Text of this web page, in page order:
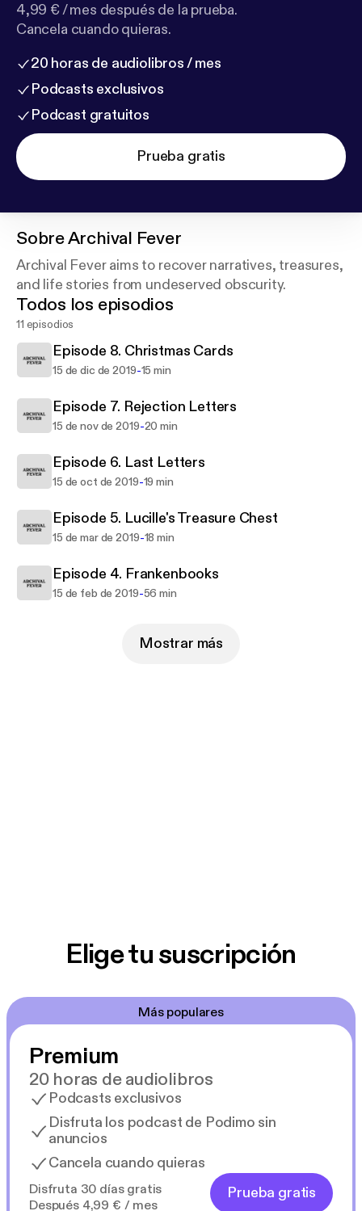
4,99 € / mes después de la prueba.
Cancela cuando quieras.
20 horas de audiolibros / mes
Podcasts exclusivos
Podcast gratuitos
Prueba gratis
SobreArchival Fever
Archival Fever aims to recover narratives, treasures,
and life stories from undeserved obscurity.
Todos los episodios
11 episodios
Episode 8. Christmas Cards
15 de dic de 2019-15 min
Episode 7. Rejection Letters
15 de nov de 2019-20 min
Episode 6. Last Letters
15 de oct de 2019-19 min
Episode 5. Lucille's Treasure Chest
15 de mar de 2019-18 min
Episode 4. Frankenbooks
15 de feb de 2019-56 min
Mostrar más
Elige tu suscripción
Más populares
Premium
20 horas de audiolibros
Podcasts exclusivos
Disfruta los podcast de Podimo sin
anuncios
Cancela cuando quieras
Disfruta 30 días gratis
Después 4,99 € / mes
Prueba gratis